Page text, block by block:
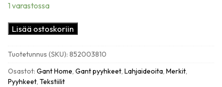
1 varastossa
Soft
cotton
cape,
hupullinen
vauvapyyhe
Lisää ostoskoriin
Tuotetunnus (SKU): 852003810
Osastot: Gant Home, Gant pyyhkeet, Lahjaideoita, Merkit,
Pyyhkeet, Tekstiilit